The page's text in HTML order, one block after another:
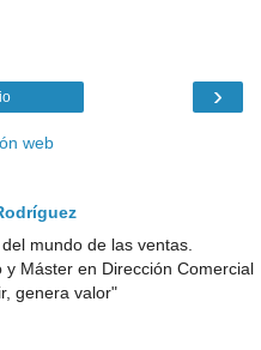
›
web
mundo de las ventas.
y Máster en Dirección Comercial
genera valor"